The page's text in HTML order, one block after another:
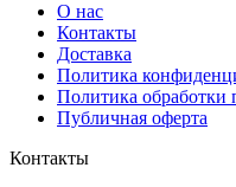
О нас
Контакты
Доставка
Политика
Политика обработки
Публичная оферта
Контакты